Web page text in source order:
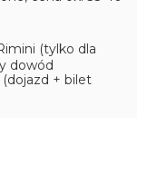
(tylko dla
dowód
+ bilet